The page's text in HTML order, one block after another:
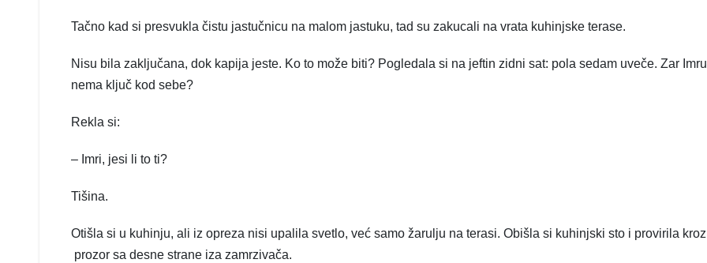
Tačno kad si presvukla čistu jastučnicu na malom jastuku, tad su zakucali na vrata kuhinjske terase.
Nisu bila zaključana, dok kapija jeste. Ko to može biti? Pogledala si na jeftin zidni sat: pola sedam uveče. Zar
nema ključ kod sebe?
Rekla si:
– Imri, jesi li to ti?
Tišina.
Otišla si u kuhinju, ali iz opreza nisi upalila svetlo, već samo žarulju na terasi. Obišla si kuhinjski sto i provirila kroz
prozor sa desne strane iza zamrzivača.